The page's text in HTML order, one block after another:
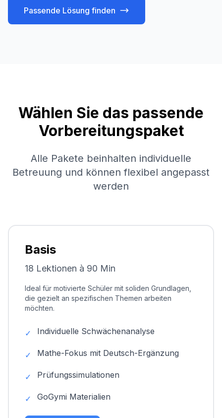
Passende Lösung finden
Wählen Sie das passende
Vorbereitungspaket
Alle Pakete beinhalten individuelle
Betreuung und können flexibel angepasst
werden
Basis
18 Lektionen à 90 Min
Ideal für motivierte Schüler mit soliden Grundlagen,
die gezielt an spezifischen Themen arbeiten
möchten.
✓ Individuelle Schwächenanalyse
✓ Mathe-Fokus mit Deutsch-Ergänzung
✓ Prüfungssimulationen
✓ GoGymi Materialien